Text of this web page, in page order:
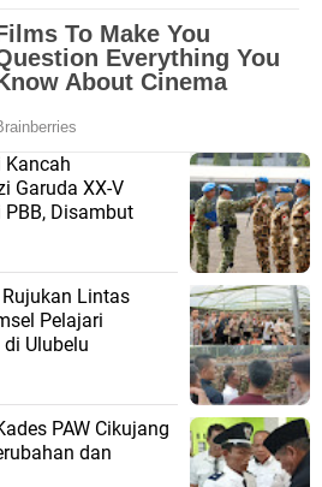
Kancah
Garuda XX-V
Disambut
Lintas
Pelajari
Ulubelu
PAW Cikujang
dan